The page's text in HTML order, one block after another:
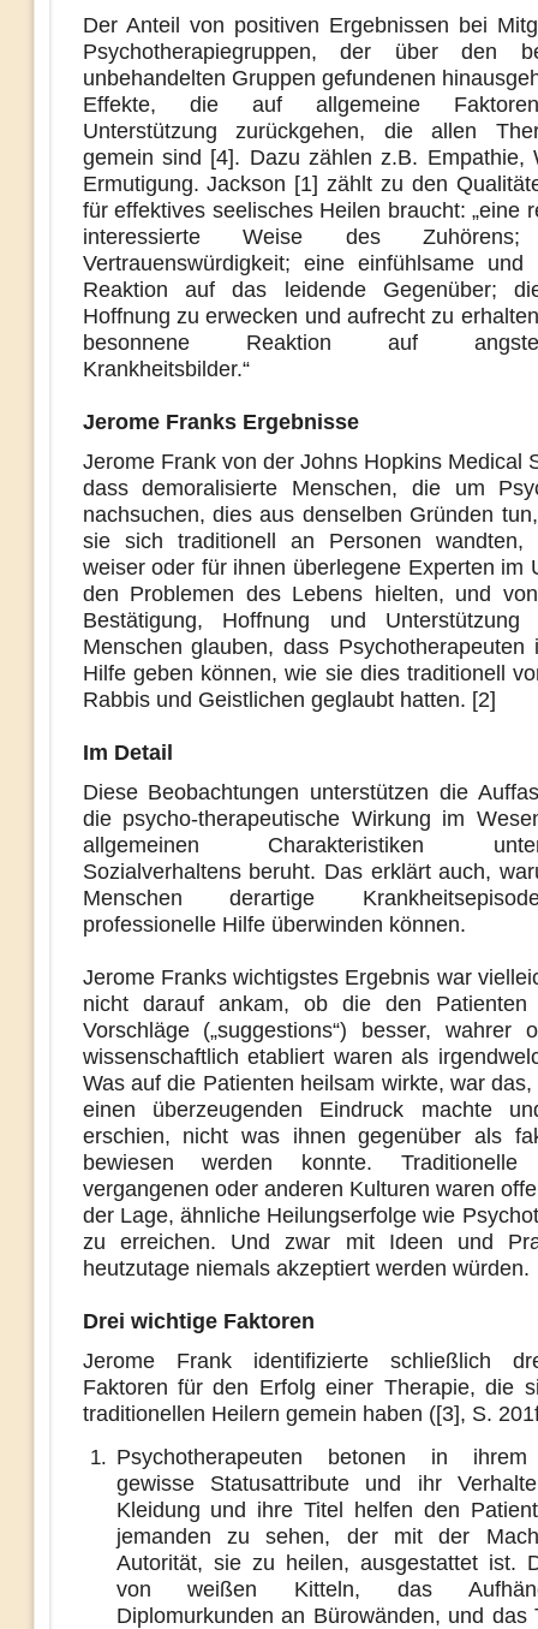
Der Anteil von positiven Ergebnissen bei
Psychotherapiegruppen, der über den
unbehandelten Gruppen gefundenen
Effekte, die auf allgemeine
Unterstützung zurückgehen, die allen
gemein sind [4]. Dazu zählen z.B. Empathie,
Ermutigung. Jackson [1] zählt zu den
für effektives seelisches Heilen braucht: „eine
interessierte Weise des Zuhörens;
Vertrauenswürdigkeit; eine einfühlsame und
Reaktion auf das leidende Gegenüber;
Hoffnung zu erwecken und aufrecht zu
besonnene Reaktion auf
Krankheitsbilder.“
Jerome Franks Ergebnisse
Jerome Frank von der Johns Hopkins Medical
dass demoralisierte Menschen, die um
nachsuchen, dies aus denselben Gründen
sie sich traditionell an Personen
weiser oder für ihnen überlegene Experten im
den Problemen des Lebens hielten, und
Bestätigung, Hoffnung und Unterstützung
Menschen glauben, dass Psychotherapeuten
Hilfe geben können, wie sie dies traditionell
Rabbis und Geistlichen geglaubt hatten. [2]
Im Detail
Diese Beobachtungen unterstützen die
die psycho-therapeutische Wirkung im
allgemeinen Charakteristiken
Sozialverhaltens beruht. Das erklärt auch,
Menschen derartige
professionelle Hilfe überwinden können.
Jerome Franks wichtigstes Ergebnis war
nicht darauf ankam, ob die den Patienten
Vorschläge („suggestions“)
besser, wahrer
wissenschaftlich etabliert waren als
Was auf die Patienten heilsam wirkte, war
einen überzeugenden Eindruck machte
erschien, nicht was ihnen gegenüber als
bewiesen werden konnte.
vergangenen oder anderen Kulturen waren
der Lage, ähnliche Heilungserfolge wie
zu erreichen. Und zwar mit Ideen und
heutzutage niemals akzeptiert werden würden.
Drei wichtige Faktoren
Jerome Frank identifizierte schließlich
Faktoren für den Erfolg einer Therapie, die
traditionellen Heilern gemein haben ([3], S.
Psychotherapeuten betonen in ihrem
gewisse Statusattribute und ihr
Kleidung und ihre Titel helfen den
jemanden zu sehen, der mit der
Autorität, sie zu heilen, ausgestattet ist.
von weißen Kitteln, das
Diplomurkunden an Bürowänden, und das